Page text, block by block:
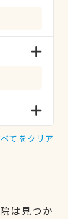
てをクリア
は見つか